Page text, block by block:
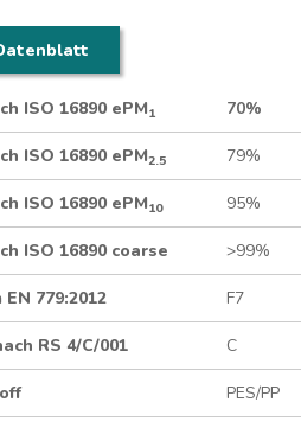
®Wellenfiltermedium (2.5-fache
x 592 mm)
HoKu -Rahmen
ISO 16890 ePM1 70%
ISO 16890 ePM2.5 79%
ISO 16890 ePM10 95%
ISO 16890 coarse >99%
779:2012 F7
RS 4/C/001 C
PES/PP